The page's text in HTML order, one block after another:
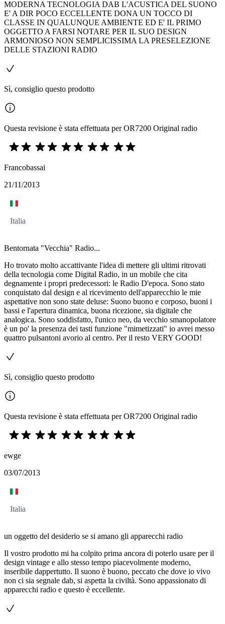
MODERNA TECNOLOGIA DAB L'ACUSTICA DEL SUONO
E' A DIR POCO ECCELLENTE DONA UN TOCCO DI
CLASSE IN QUALUNQUE AMBIENTE ED E' IL PRIMO
OGGETTO A FARSI NOTARE PER IL SUO DESIGN
ARMONIOSO NON SEMPLICISSIMA LA PRESELEZIONE
DELLE STAZIONI RADIO
Sì, consiglio questo prodotto
Questa revisione è stata effettuata per OR7200 Original radio
Francobassai
21/11/2013
Italia
Bentornata "Vecchia" Radio...
Ho trovato molto accattivante l'idea di mettere gli ultimi ritrovati
della tecnologia come Digital Radio, in un mobile che cita
degnamente i propri predecessori: le Radio D'epoca. Sono stato
conquistato dal design e al ricevimento dell'apparecchio le mie
aspettative non sono state deluse: Suono buono e corposo, buoni i
bassi e l'apertura dinamica, buona ricezione, sia digitale che
analogica. Sono soddisfatto, l'unico neo, da vecchio smanopolatore
è un po' la presenza dei tasti funzione "mimetizzati" io avrei messo
quattro pulsantoni avorio al centro. Per il resto VERY GOOD!
Sì, consiglio questo prodotto
Questa revisione è stata effettuata per OR7200 Original radio
ewge
03/07/2013
Italia
un oggetto del desiderio se si amano gli apparecchi radio
Il vostro prodotto mi ha colpito prima ancora di poterlo usare per il
design vintage e allo stesso tempo piacevolmente moderno,
inseribile dappertutto. Il suono è buono, peccato che dove io vivo
non ci sia segnale dab, si aspetta la civiltà. Sono appassionato di
apparecchi radio e questo è eccellente.